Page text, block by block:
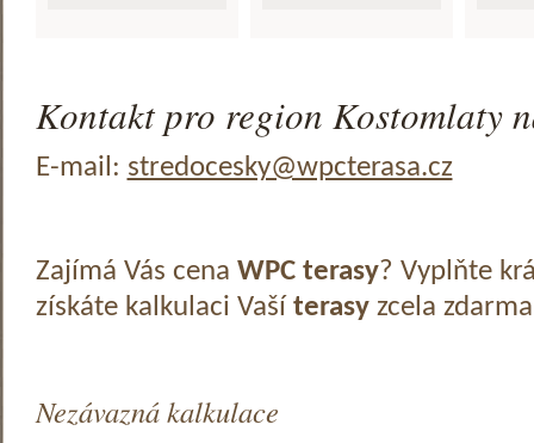
Kontakt pro region Kostomlaty
E-mail: stredocesky@wpcterasa.cz
Zajímá Vás cena WPC terasy? Vyplňte
získáte kalkulaci Vaší terasyzcela
Nezávazná kalkulace